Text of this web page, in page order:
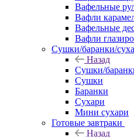
Вафельные
Вафли
Вафельные
Вафли
Сушки/баранки/
Назад
Сушки/
Сушки
Баранки
Сухари
Мини сухари
Готовые завтраки
Назад